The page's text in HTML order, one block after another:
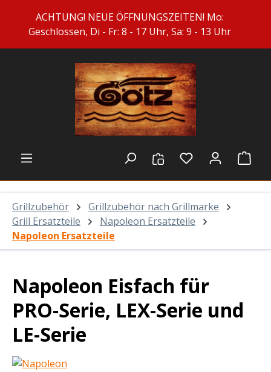
Zum Hauptinhalt springen
ACHTUNG! NEUE ÖFFNUNGSZEITEN! Mo:
Geschlossen, Di - Fr: 8 - 17 Uhr, Sa: 9 - 13 Uhr
Du hast 0
Grillzubehör
Grillzubehör nach Grillmarke
Grill Ersatzteile
Napoleon Ersatzteile
Napoleon Ersatzteile
Napoleon Eisfach für
PRO-Serie, LEX-Serie und
LE-Serie